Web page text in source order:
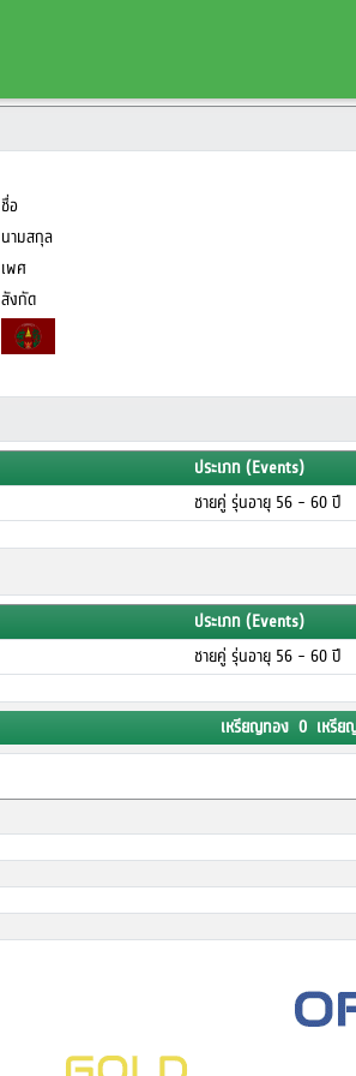
ชื่อ
นามสกุล
เพศ
สังกัด
ประเภท (Events)
ชายคู่ รุ่นอายุ 56 - 60 ปี
ประเภท (Events)
ชายคู่ รุ่นอายุ 56 - 60 ปี
เหรียญทอง 0 เหรีย